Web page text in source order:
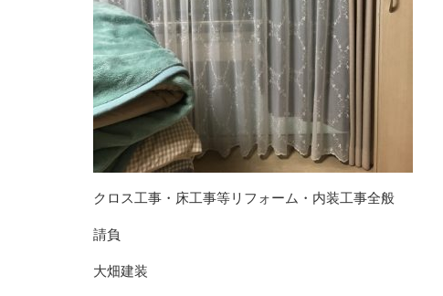
クロス工事・床工事等リフォーム・内装工事全般
請負
大畑建装